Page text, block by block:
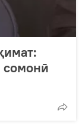
сомонӣ